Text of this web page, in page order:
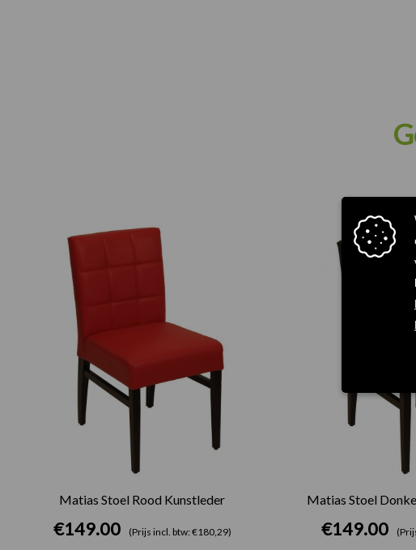
Matias Stoel Rood Kunstleder
€149.00 (Prijs incl. btw: €180,29)
Matias Stoel
€149.00